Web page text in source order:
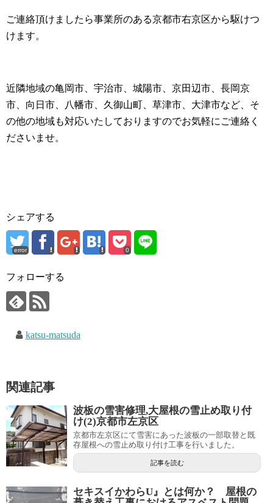
ご連絡頂けましたら事業所のある京都市右京区から駆けつ
けます。
近隣地域の亀岡市、宇治市、城陽市、京田辺市、長岡京
市、向日市、八幡市、久御山町、草津市、大津市など、そ
の他の地域も対応いたしておりますのでお気軽にご連絡く
ださいませ。
シェアする
error 0
フォローする
katsu-matsuda
関連記事
波板の雪害修理,大屋根の雪止め取り付
け(2)京都市左京区
京都市左京区にて雪害にあった波板の一部取替と既
存屋根への雪止め取り付け工事を行いました。
記事を読む
セキスイかわらU』とは何か？ 屋根の